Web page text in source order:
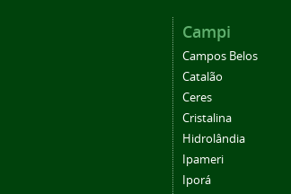
Campi
Campos Belos
Catalão
Ceres
Cristalina
Hidrolândia
Ipameri
Iporá